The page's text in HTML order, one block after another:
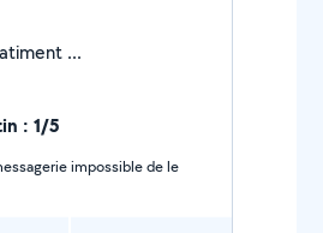
Réparation voiture Peinture batiment ...
: 1/5
impossible de le